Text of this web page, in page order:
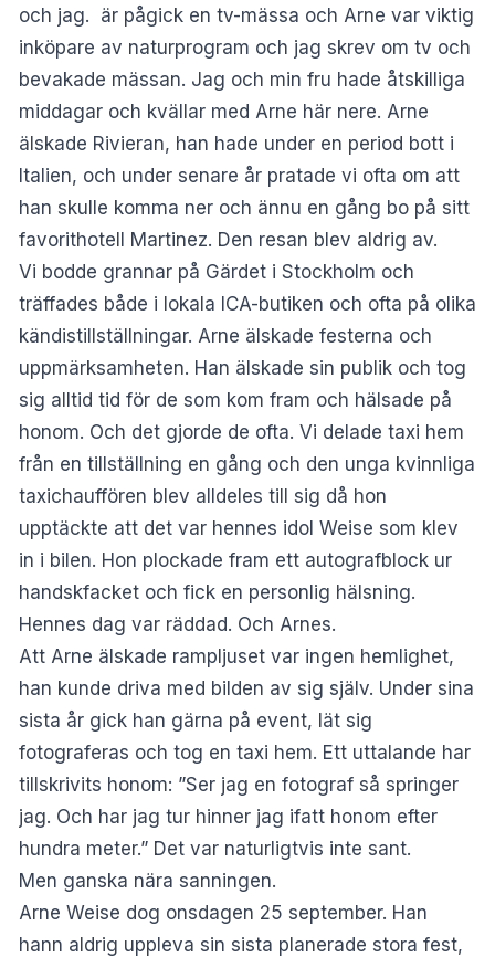
och jag. är pågick en tv-mässa och Arne var viktig
inköpare av naturprogram och jag skrev om tv och
bevakade mässan. Jag och min fru hade åtskilliga
middagar och kvällar med Arne här nere. Arne
älskade Rivieran, han hade under en period bott i
Italien, och under senare år pratade vi ofta om att
han skulle komma ner och ännu en gång bo på sitt
favorithotell Martinez. Den resan blev aldrig av.
Vi bodde grannar på Gärdet i Stockholm och
träffades både i lokala ICA-butiken och ofta på olika
kändistillställningar. Arne älskade festerna och
uppmärksamheten. Han älskade sin publik och tog
sig alltid tid för de som kom fram och hälsade på
honom. Och det gjorde de ofta. Vi delade taxi hem
från en tillställning en gång och den unga kvinnliga
taxichauffören blev alldeles till sig då hon
upptäckte att det var hennes idol Weise som klev
in i bilen. Hon plockade fram ett autografblock ur
handskfacket och fick en personlig hälsning.
Hennes dag var räddad. Och Arnes.
Att Arne älskade rampljuset var ingen hemlighet,
han kunde driva med bilden av sig själv. Under sina
sista år gick han gärna på event, lät sig
fotograferas och tog en taxi hem. Ett uttalande har
tillskrivits honom: ”Ser jag en fotograf så springer
jag. Och har jag tur hinner jag ifatt honom efter
hundra meter.” Det var naturligtvis inte sant.
Men ganska nära sanningen.
Arne Weise dog onsdagen 25 september. Han
hann aldrig uppleva sin sista planerade stora fest,